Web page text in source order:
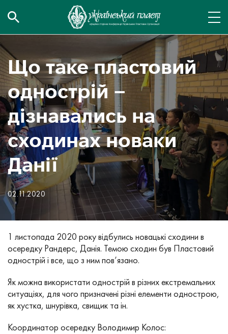
Що таке пластовий
однострій –
дізнавались на
сходинах новаки
Данії
02.11.2020
1 листопада 2020 року відбулись новацькі сходини в
осередку Рандерс, Данія. Темою сходин був Пластовий
однострій і все, що з ним пов’язано.
Як можна використати однострій в різних екстремальних
ситуаціях, для чого призначені різні елементи однострою,
як хустка, шнурівка, свищик та ін.
Координатор осередку Володимир Колос: